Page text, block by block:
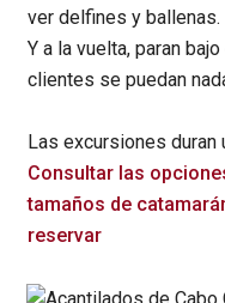
ver delfines y ballenas.
Y a la vuelta, paran
clientes se puedan
Las excursiones duran
Consultar las
tamaños de
reservar